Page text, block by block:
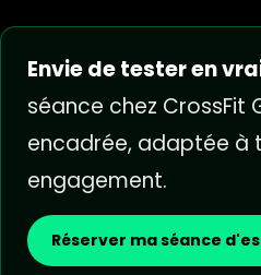
Envie de tester en
séance chez CrossFit
encadrée, adaptée à
engagement.
Réserver ma séance